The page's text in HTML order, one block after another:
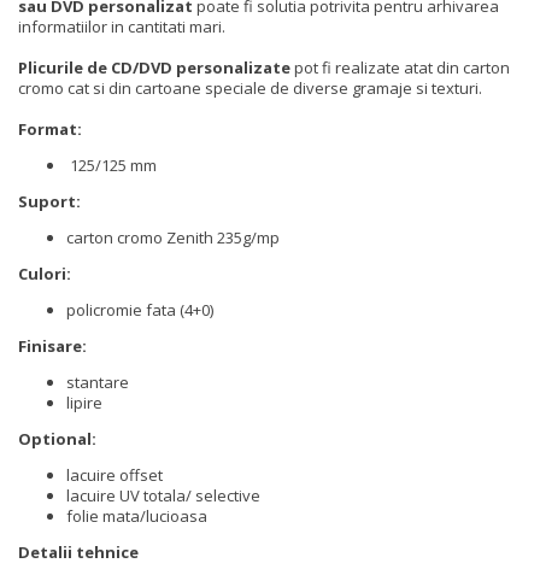
sau DVD personalizat poate fi solutia potrivita pentru arhivarea
informatiilor in cantitati mari.
Plicurile de CD/DVD personalizatepot fi realizate atat din carton
cromo cat si din cartoane speciale de diverse gramaje si texturi.
Format:
125/125 mm
Suport:
carton cromo Zenith 235g/mp
Culori:
policromie fata (4+0)
Finisare:
stantare
lipire
Optional:
lacuire offset
lacuire UV totala/ selective
folie mata/lucioasa
Detalii tehnice